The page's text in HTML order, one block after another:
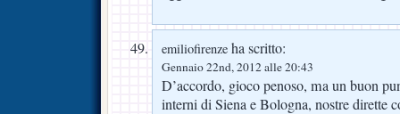
emiliofirenze ha scritto:
Gennaio 22nd, 2012 alle 20:43
D’accordo, gioco penoso, ma un buon
interni di Siena e Bologna, nostre dirette